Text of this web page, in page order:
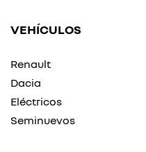
VEHÍCULOS
Renault
Dacia
Eléctricos
Seminuevos